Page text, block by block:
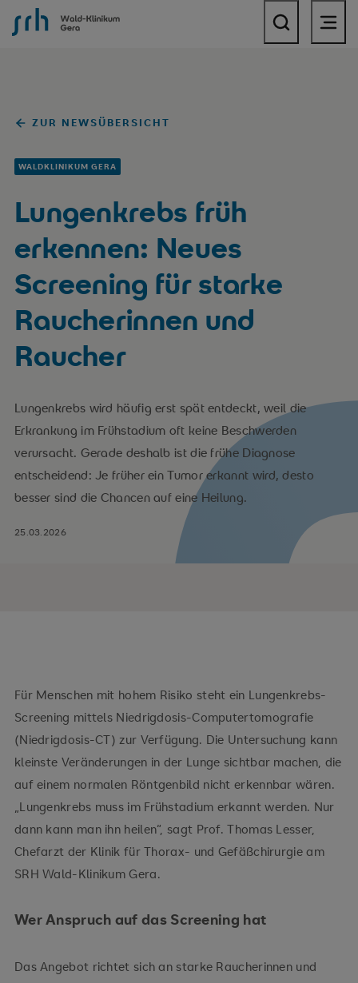
SRH Wald-Klinikum Gera
ZUR NEWSÜBERSICHT
WALDKLINIKUM GERA
Lungenkrebs früh
erkennen: Neues
Screening für starke
Raucherinnen und
Raucher
Lungenkrebs wird häufig erst spät entdeckt, weil die
Erkrankung im Frühstadium oft keine Beschwerden
verursacht. Gerade deshalb ist die frühe Diagnose
entscheidend: Je früher ein Tumor erkannt wird, desto
besser sind die Chancen auf eine Heilung.
25.03.2026
Für Menschen mit hohem Risiko steht ein Lungenkrebs-
Screening mittels Niedrigdosis-Computertomografie
(Niedrigdosis-CT) zur Verfügung. Die Untersuchung kann
kleinste Veränderungen in der Lunge sichtbar machen, die
auf einem normalen Röntgenbild nicht erkennbar wären.
„Lungenkrebs muss im Frühstadium erkannt werden. Nur
dann kann man ihn heilen“, sagt Prof. Thomas Lesser,
Chefarzt der Klinik für Thorax- und Gefäßchirurgie am
SRH Wald-Klinikum Gera.
Wer Anspruch auf das Screening hat
Das Angebot richtet sich an starke Raucherinnen und